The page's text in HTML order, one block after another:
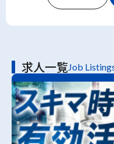
求人一覧Job